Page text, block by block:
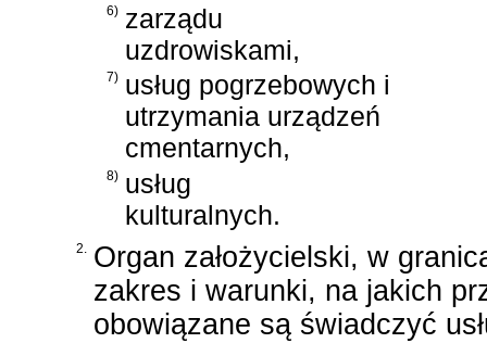
6) zarządu
uzdrowiskami,
7) usług pogrzebowych i
utrzymania urządzeń
cmentarnych,
8) usług
kulturalnych.
2. Organ założycielski, w
zakres i warunki, na jakich
obowiązane są świadczyć